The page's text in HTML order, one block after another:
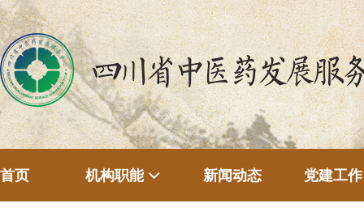
首页 机构职能 新闻动态 党建工作